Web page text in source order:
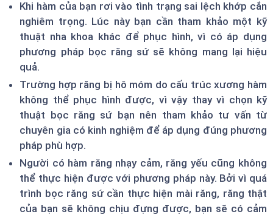
Khi hàm của bạn rơi vào tình trạng sai lệch khớp cắn
nghiêm trọng. Lúc này bạn cần tham khảo một kỹ
thuật nha khoa khác để phục hình, vì có áp dụng
phương pháp bọc răng sứ sẽ không mang lại hiệu
quả.
Trường hợp răng bị hô móm do cấu trúc xương hàm
không thể phục hình được, vì vậy thay vì chọn kỹ
thuật bọc răng sứ bạn nên tham khảo tư vấn từ
chuyên gia có kinh nghiệm để áp dụng đúng phương
pháp phù hợp.
Người có hàm răng nhạy cảm, răng yếu cũng không
thể thực hiện được với phương pháp này. Bởi vì quá
trình bọc răng sứ cần thực hiện mài răng, răng thật
của bạn sẽ không chịu đựng được, bạn sẽ có cảm